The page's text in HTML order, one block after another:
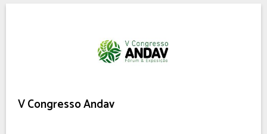
V Congresso Andav